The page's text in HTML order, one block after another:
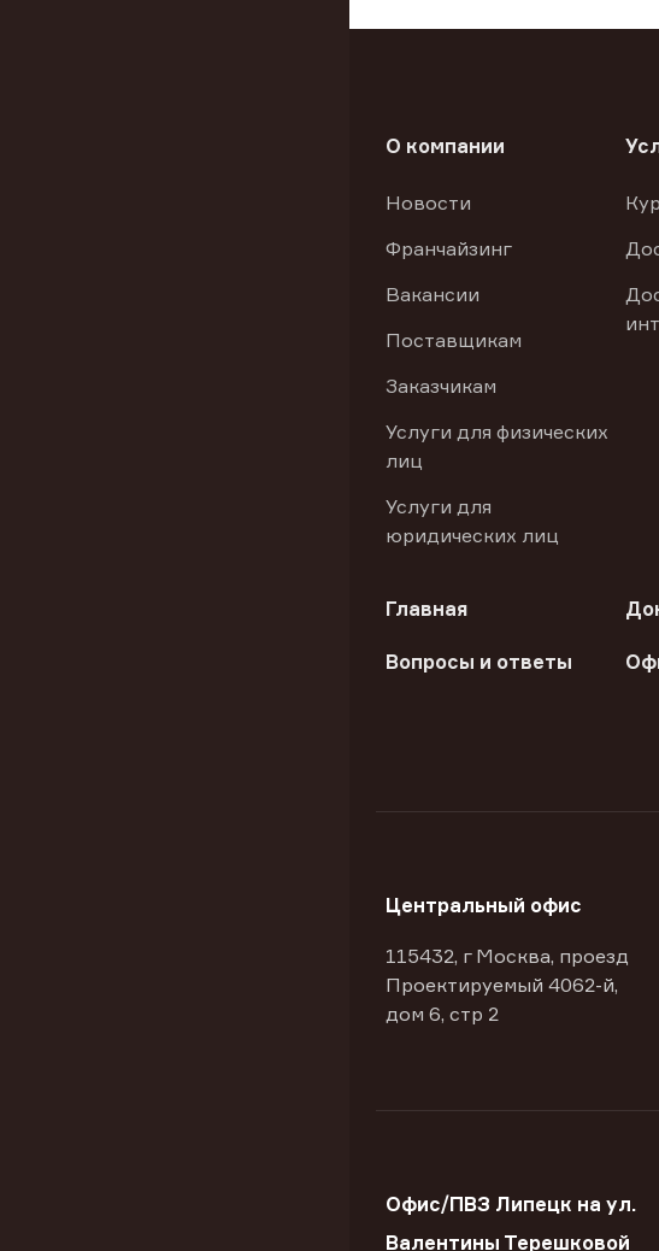
О компании
Новости
Франчайзинг
Вакансии
Поставщикам
Заказчикам
Услуги для физических
лиц
Услуги для
юридических лиц
Главная
Вопросы и ответы
Центральный офис
115432, г Москва, проезд
Проектируемый 4062-й,
дом 6, стр 2
Офис/ПВЗ Липецк на ул.
Валентины Терешковой